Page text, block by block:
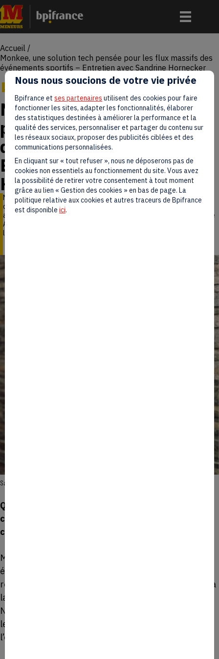
Accueil /
Monkee, une solution tech pensée pour les flux massifs des
événements sportifs – Entretien avec Sandrine Hornecker
Actualités
23 décembre 2025
Monkee, une solution tech
pensée pour les flux massifs
des événements sportifs –
Entretien avec Sandrine
Hornecker
Monkee fluidifie les achats lors des événements grâce à une solution
digitale sans friction : un QR code pour commander et payer, sans
application ni compte à créer. Sandrine Hornecker, Directrice Générale
Associée, nous explique comment cette approche transforme
l’expérience spectateur.
Sandrine Hornecker – Directrice général associé, Movidone
Q1. Quelle est la mission principale de Monkee et
comment l’entreprise se différencie des solutions
concurrentes ?
Monkee est née d’un constat très simple : dans les
événements sportifs ou culturels, les files d’attente
restent un frein majeur à l’expérience spectateur et à
la performance économique.
Notre mission est donc de fluidifier les achats dans
les environnements à forte affluence, sans alourdir
l’organisation existante.
Nous nous soucions de votre vie privée
Bpifrance et ses partenaires utilisent des cookies pour faire
fonctionner les sites, adapter les fonctionnalités, élaborer
des statistiques destinées à améliorer la performance et la
qualité des services, personnaliser et partager du contenu sur
les réseaux sociaux, proposer des publicités ciblées et des
communications personnalisées.
En cliquant sur « tout refuser », nous ne déposerons pas de
cookies non essentiels au fonctionnement du site. Vous avez
la possibilité de retirer votre consentement à tout moment
grâce au lien « Gestion des cookies » en bas de page. La
politique relative aux cookies et autres traceurs de Bpifrance
est disponible ici.